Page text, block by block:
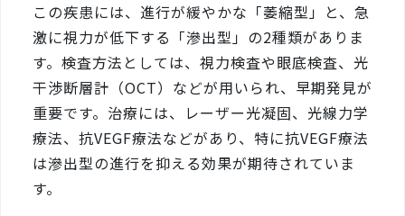
この疾患には、進行が緩やかな「萎縮型」と、急
激に視力が低下する「滲出型」の2種類がありま
す。検査方法としては、視力検査や眼底検査、光
干渉断層計（OCT）などが用いられ、早期発見が
重要です。治療には、レーザー光凝固、光線力学
療法、抗VEGF療法などがあり、特に抗VEGF療法
は滲出型の進行を抑える効果が期待されていま
す。